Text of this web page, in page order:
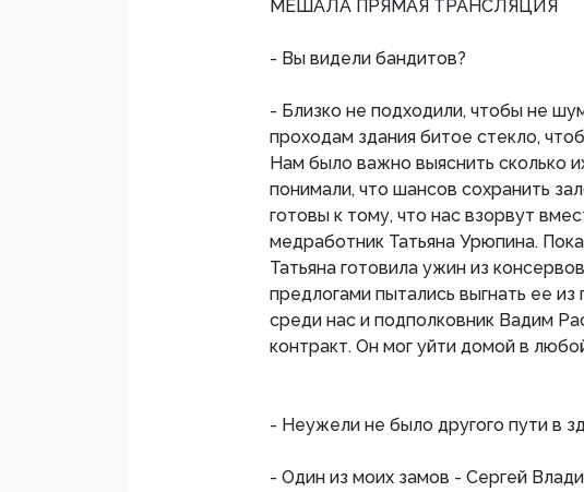
МЕШАЛА ПРЯМАЯ ТРАНСЛЯЦИЯ
- Вы видели бандитов?
- Близко не подходили, чтобы не
проходам здания битое стекло,
Нам было важно выяснить сколько
понимали, что шансов сохранить
готовы к тому, что нас взорвут
медработник Татьяна Урюпина.
Татьяна готовила ужин из
предлогами пытались выгнать ее
среди нас и подполковник Вадим
контракт. Он мог уйти домой в
- Неужели не было другого пути в
- Один из моих замов - Сергей